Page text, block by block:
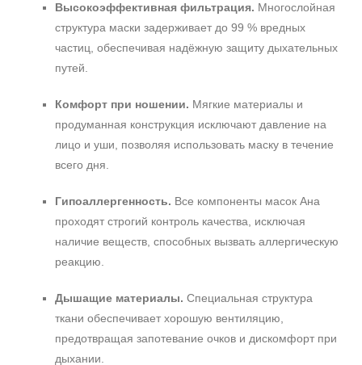
Высокоэффективная фильтрация. Многослойная
структура маски задерживает до 99 % вредных
частиц, обеспечивая надёжную защиту дыхательных
путей.
Комфорт при ношении. Мягкие материалы и
продуманная конструкция исключают давление на
лицо и уши, позволяя использовать маску в течение
всего дня.
Гипоаллергенность. Все компоненты масок Ана
проходят строгий контроль качества, исключая
наличие веществ, способных вызвать аллергическую
реакцию.
Дышащие материалы. Специальная структура
ткани обеспечивает хорошую вентиляцию,
предотвращая запотевание очков и дискомфорт при
дыхании.